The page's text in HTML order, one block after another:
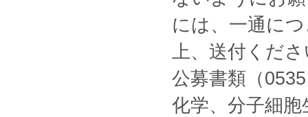
には、一通に
上、送付くだ
公募書類（
化学、分子細